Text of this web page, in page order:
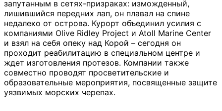
запутанным в сетях-призраках: изможденный,
лишившийся передних лап, он плавал на спине
недалеко от острова. Курорт объединил усилия с
компаниями Olive Ridley Project и Atoll Marine Center
и взял на себя опеку над Корой – сегодня он
проходит реабилитацию в специальном центре и
ждет изготовления протезов. Компании также
совместно проводят просветительские и
образовательные мероприятия, посвященные защите
уязвимых морских черепах.